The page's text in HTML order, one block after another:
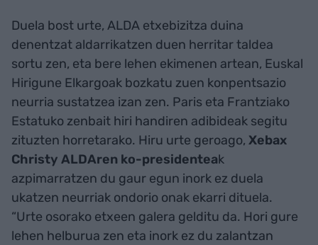
Duela bost urte, ALDA etxebizitza duina
denentzat aldarrikatzen duen herritar taldea
sortu zen, eta bere lehen ekimenen artean, Euskal
Hirigune Elkargoak bozkatu zuen konpentsazio
neurria sustatzea izan zen. Paris eta Frantziako
Estatuko zenbait hiri handiren adibideak segitu
zituzten horretarako. Hiru urte geroago, Xebax
Christy ALDAren ko-presidenteak
azpimarratzen du gaur egun inork ez duela
ukatzen neurriak ondorio onak ekarri dituela.
“Urte osorako etxeen galera gelditu da. Hori gure
lehen helburua zen eta inork ez du zalantzan